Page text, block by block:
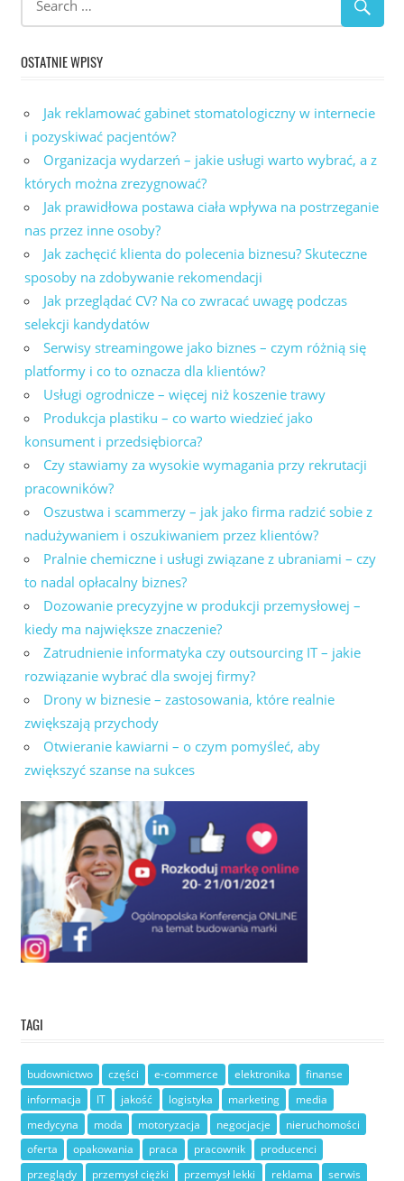
OSTATNIE WPISY
Jak reklamować gabinet stomatologiczny w internecie
i pozyskiwać pacjentów?
Organizacja wydarzeń – jakie usługi warto wybrać, a z
których można zrezygnować?
Jak prawidłowa postawa ciała wpływa na postrzeganie
nas przez inne osoby?
Jak zachęcić klienta do polecenia biznesu? Skuteczne
sposoby na zdobywanie rekomendacji
Jak przeglądać CV? Na co zwracać uwagę podczas
selekcji kandydatów
Serwisy streamingowe jako biznes – czym różnią się
platformy i co to oznacza dla klientów?
Usługi ogrodnicze – więcej niż koszenie trawy
Produkcja plastiku – co warto wiedzieć jako
konsument i przedsiębiorca?
Czy stawiamy za wysokie wymagania przy rekrutacji
pracowników?
Oszustwa i scammerzy – jak jako firma radzić sobie z
nadużywaniem i oszukiwaniem przez klientów?
Pralnie chemiczne i usługi związane z ubraniami – czy
to nadal opłacalny biznes?
Dozowanie precyzyjne w produkcji przemysłowej –
kiedy ma największe znaczenie?
Zatrudnienie informatyka czy outsourcing IT – jakie
rozwiązanie wybrać dla swojej firmy?
Drony w biznesie – zastosowania, które realnie
zwiększają przychody
Otwieranie kawiarni – o czym pomyśleć, aby
zwiększyć szanse na sukces
TAGI
budownictwo części e-commerce elektronika
finanse
informacja
IT jakość logistyka marketing
media
medycyna
moda motoryzacja negocjacje
nieruchomości
oferta
opakowania praca pracownik
producenci
przeglądy
przemysł ciężki przemysł lekki reklama serwis